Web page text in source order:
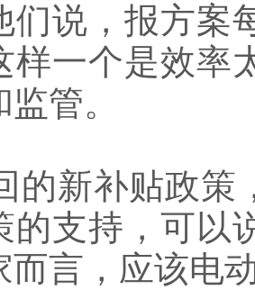
们说，报方案
样一个是效率
管。
新补贴政策
的支持，可以
而言，应该电